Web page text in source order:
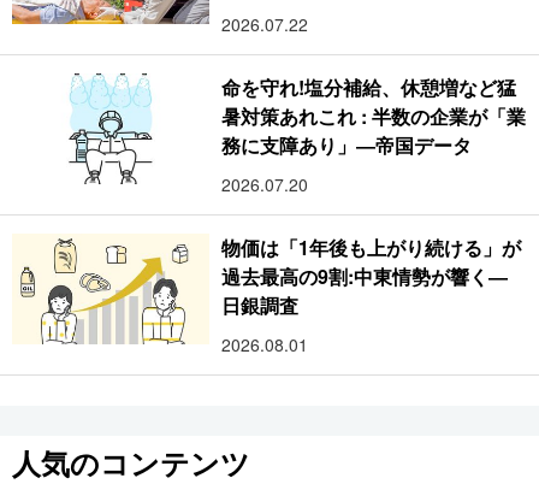
2026.07.22
命を守れ!塩分補給、休憩増など猛
暑対策あれこれ : 半数の企業が「業
務に支障あり」―帝国データ
2026.07.20
物価は「1年後も上がり続ける」が
過去最高の9割:中東情勢が響く―
日銀調査
2026.08.01
人気のコンテンツ